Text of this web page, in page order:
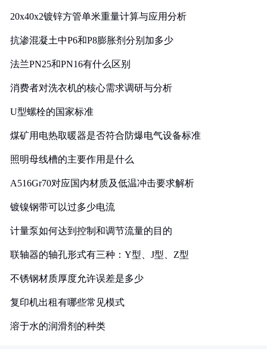
20x40x2镀锌方管单米重量计算与应用分析
抗渗混凝土中P6和P8膨胀剂分别加多少
法兰PN25和PN16有什么区别
消费者对洗衣机的核心需求调研与分析
U型螺栓的国家标准
煤矿用电热取暖器是否符合防爆电气设备标准
照明母线槽的主要作用是什么
A516Gr70对应国内材质及低温冲击要求解析
镀镍钢带可以过多少电流
计量泵如何达到控制和调节流量的目的
联轴器的轴孔形式有三种：Y型、J型、Z型
不锈钢材质厚度允许误差是多少
复印机出租有哪些常见模式
溶于水的润滑剂的种类